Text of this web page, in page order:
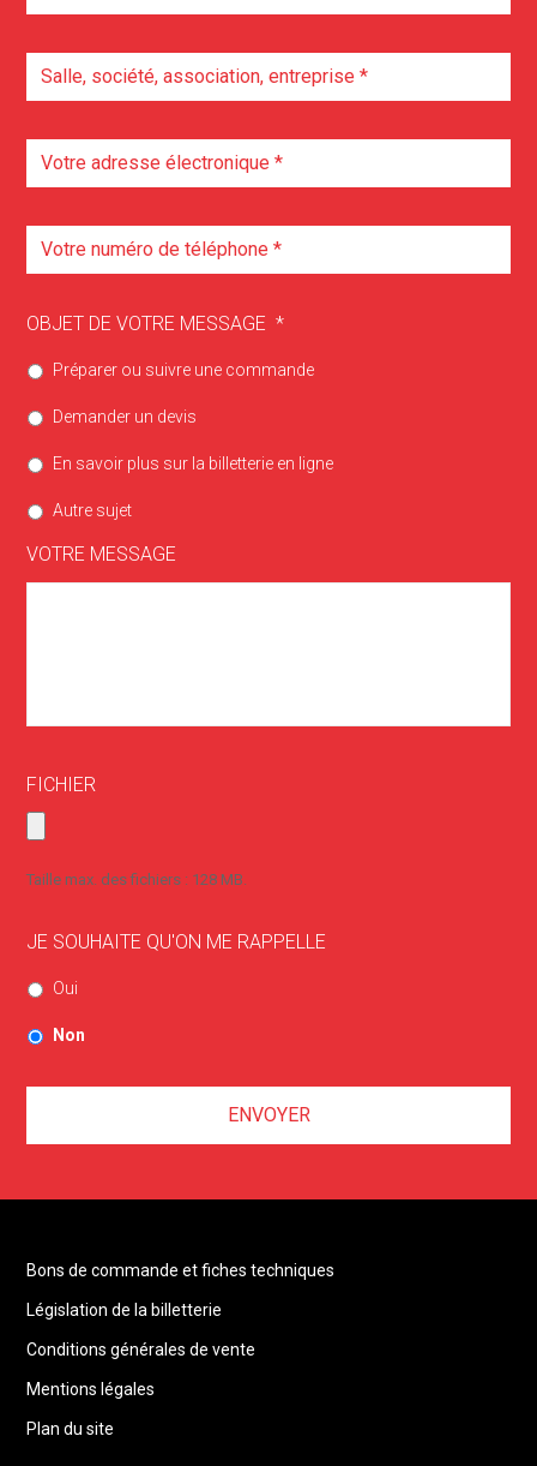
OBJET DE VOTRE MESSAGE *
Préparer ou suivre une commande
Demander un devis
En savoir plus sur la billetterie en ligne
Autre sujet
VOTRE MESSAGE
FICHIER
Taille max. des fichiers : 128 MB.
JE SOUHAITE QU'ON ME RAPPELLE
Oui
Non
Bons de commande et fiches techniques
Législation de la billetterie
Conditions générales de vente
Mentions légales
Plan du site